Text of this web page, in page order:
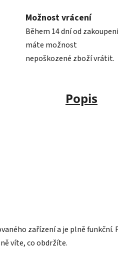
Možnost vrácení
Během 14 dní od zakoupení
máte možnost
nepoškozené zboží vrátit.
Popis
zařízení a je plně funkční.
víte, co obdržíte.